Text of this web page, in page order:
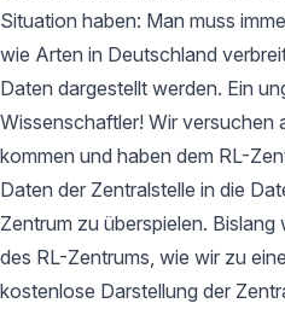
Situation haben: Man muss
wie Arten in Deutschland
Daten dargestellt werden. Ein
Wissenschaftler! Wir versuchen
kommen und haben dem RL-
Daten der Zentralstelle in die
Zentrum zu überspielen.
des RL-Zentrums, wie wir zu
kostenlose Darstellung der